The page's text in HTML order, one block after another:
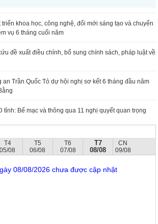
triển khoa học, công nghệ, đổi mới sáng tạo và chuyển
vụ 6 tháng cuối năm
đề xuất điều chỉnh, bổ sung chính sách, pháp luật về
Trần Quốc Tỏ dự hội nghị sơ kết 6 tháng đầu năm
tỉnh: Bế mạc và thông qua 11 nghị quyết quan trọng
T4
05/08
T5
06/08
T6
07/08
T7
08/08
CN
09/08
08/08/2026 chưa được cập nhật